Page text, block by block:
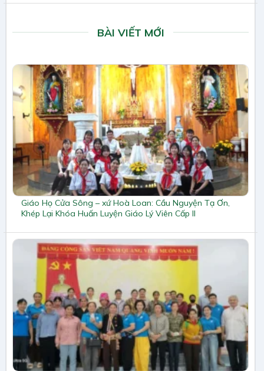
BÀI VIẾT MỚI
Giáo Họ Cửa Sông – xứ Hoà Loan: Cầu Nguyện Tạ Ơn,
Khép Lại Khóa Huấn Luyện Giáo Lý Viên Cấp II